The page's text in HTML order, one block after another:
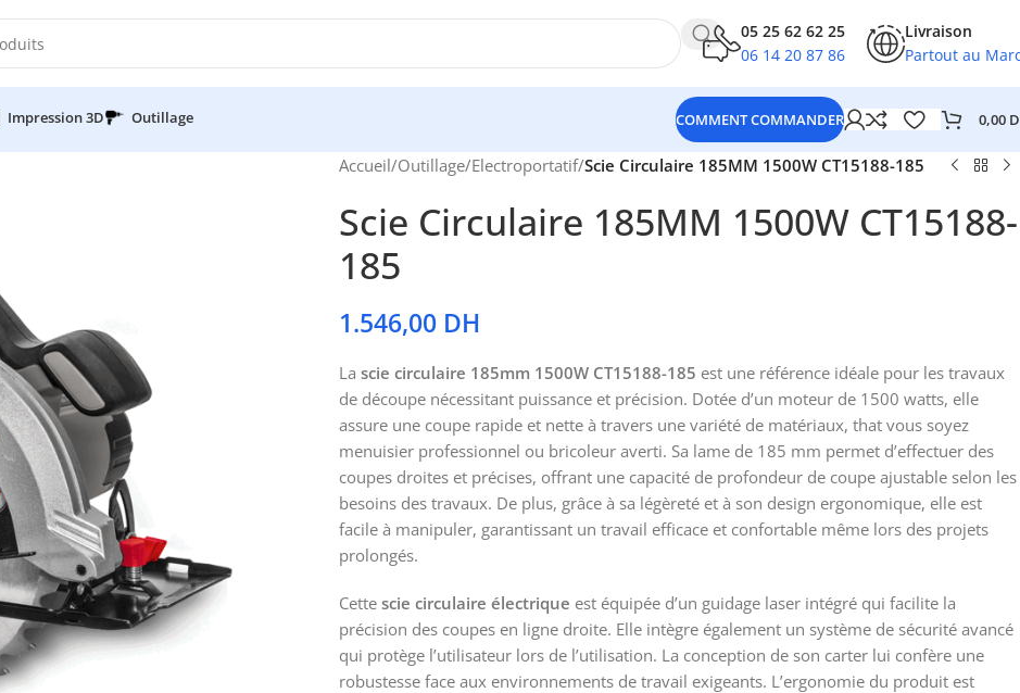
05 25 62 62 25
06 14 20 87 86
Livraison
Partout au
Impression 3D Outillage COMMENT COMMANDER 0,00
Accueil/Outillage/Electroportatif/Scie Circulaire 185MM 1500W CT15188-185
Scie Circulaire 185MM 1500W CT15188-
185
1.546,00 DH
La scie circulaire 185mm 1500W CT15188-185 est une référence idéale pour les travaux
de découpe nécessitant puissance et précision. Dotée d’un moteur de 1500 watts, elle
assure une coupe rapide et nette à travers une variété de matériaux, that vous soyez
menuisier professionnel ou bricoleur averti. Sa lame de 185 mm permet d’effectuer des
coupes droites et précises, offrant une capacité de profondeur de coupe ajustable selon les
besoins des travaux. De plus, grâce à sa légèreté et à son design ergonomique, elle est
facile à manipuler, garantissant un travail efficace et confortable même lors des projets
prolongés.
Cette scie circulaire électrique est équipée d’un guidage laser intégré qui facilite la
précision des coupes en ligne droite. Elle intègre également un système de sécurité avancé
qui protège l’utilisateur lors de l’utilisation. La conception de son carter lui confère une
robustesse face aux environnements de travail exigeants. L’ergonomie du produit est